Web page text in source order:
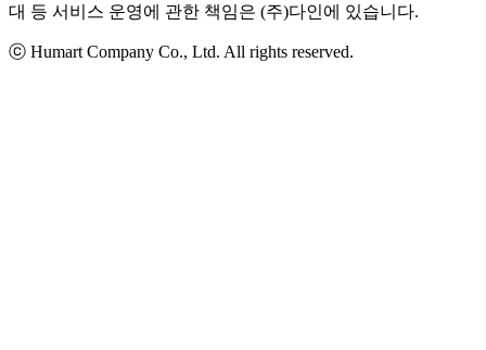
대 등 서비스 운영에 관한 책임은 (주)다인에 있습니다.
ⓒ Humart Company Co., Ltd. All rights reserved.